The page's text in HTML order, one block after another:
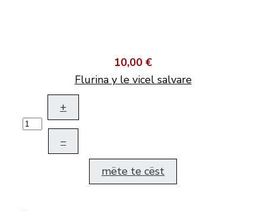
10,00 €
Flurina y le vicel salvare
+
–
mëte te cëst